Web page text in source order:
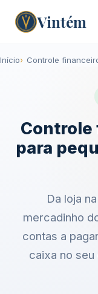
Vintém
Início Controle
Controle
para
Da loja
mercadinho
contas a
caixa no